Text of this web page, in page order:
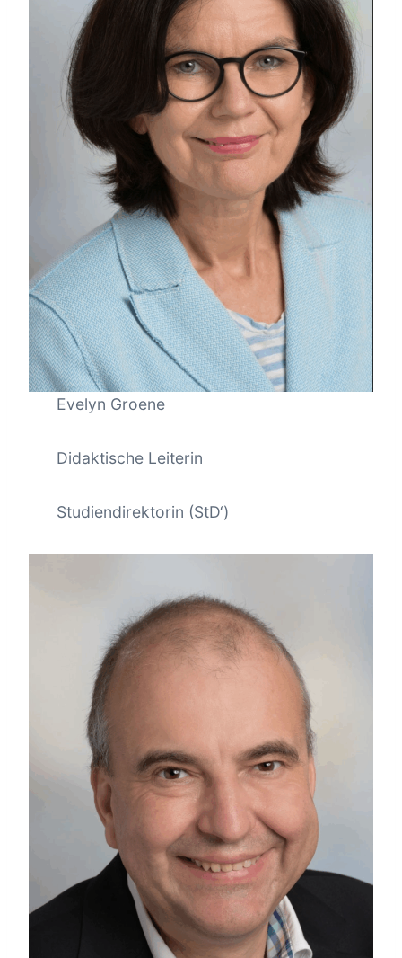
Evelyn Groene
Didaktische Leiterin
Studiendirektorin (StD‘)